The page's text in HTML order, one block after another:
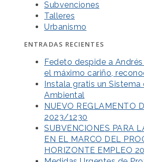
Subvenciones
Talleres
Urbanismo
ENTRADAS RECIENTES
Fedeto despide a
el máximo cariño,
Instala gratis un Sistema
Ambiental
NUEVO REGLAMENTO
2023/1230
SUBVENCIONES PARA
EN EL MARCO DEL
HORIZONTE EMPLEO